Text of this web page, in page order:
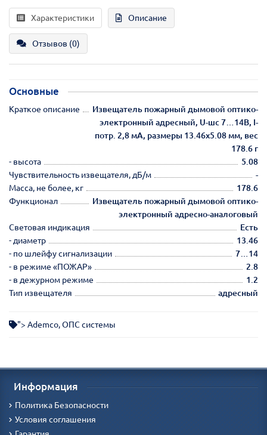
Характеристики Описание
Отзывов (0)
Основные
Краткое описание
Извещатель пожарный дымовой оптико-
электронный адресный, U-шс 7…14В, I-
потр. 2,8 мА, размеры 13.46х5.08 мм, вес
178.6 г
- высота
5.08
Чувствительность извещателя, дБ/м
-
Масса, не более, кг
178.6
Функционал
Извещатель пожарный дымовой оптико-
электронный адресно-аналоговый
Световая индикация
Есть
- диаметр
13.46
- по шлейфу сигнализации
7…14
- в режиме «ПОЖАР»
2.8
- в дежурном режиме
1.2
Тип извещателя
адресный
"> Ademco,ОПС системы
Информация
Политика Безопасности
Условия соглашения